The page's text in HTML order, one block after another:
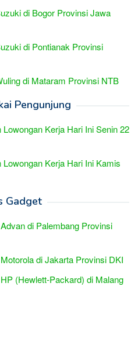
di Bogor Provinsi Jawa
di Pontianak Provinsi
di Mataram Provinsi NTB
Pengunjung
Kerja Hari Ini Senin 22
Kerja Hari Ini Kamis
Gadget
di Palembang Provinsi
di Jakarta Provinsi DKI
(Hewlett-Packard) di Malang